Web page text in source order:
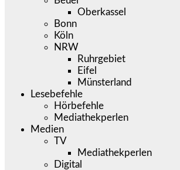
Oberkassel
Bonn
Köln
NRW
Ruhrgebiet
Eifel
Münsterland
Lesebefehle
Hörbefehle
Mediathekperlen
Medien
TV
Mediathekperlen
Digital